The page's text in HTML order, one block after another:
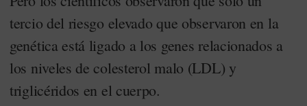
tercio del riesgo elevado que observaron en la
genética está ligado a los genes relacionados a
los niveles de colesterol malo (LDL) y
triglicéridos en el cuerpo.